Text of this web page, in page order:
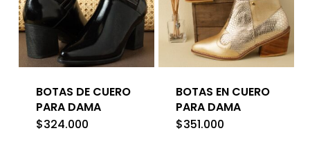
BOTAS DE CUERO
PARA DAMA
$324.000
BOTAS EN CUERO
PARA DAMA
$351.000